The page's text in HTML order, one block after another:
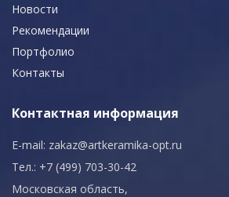
Новости
Рекомендации
Портфолио
Контакты
Контактная информация
E-mail: zakaz@artkeramika-opt.ru
Тел.: +7 (499) 703-30-42
Московская область,